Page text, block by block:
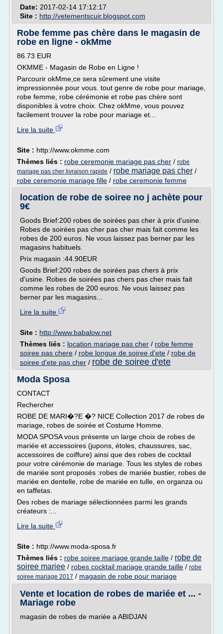
Date: 2017-02-14 17:12:17
Site : http://vetementscuir.blogspot.com
Robe femme pas chère dans le magasin de
robe en ligne - okMme
86.73 EUR
OKMME - Magasin de Robe en Ligne !
Parcourir okMme,ce sera sûrement une visite
impressionnée pour vous. tout genre de robe pour mariage,
robe femme, robe cérémonie et robe pas chère sont
disponibles à votre choix. Chez okMme, vous pouvez
facilement trouver la robe pour mariage et...
Lire la suite
Site : http://www.okmme.com
Thèmes liés : robe ceremonie mariage pas cher / robe
mariage pas cher livraison rapide / robe mariage pas cher /
robe ceremonie mariage fille / robe ceremonie femme
location de robe de soiree no j achète pour
9€
Goods Brief:200 robes de soirées pas cher à prix d'usine.
Robes de soirées pas cher pas cher mais fait comme les
robes de 200 euros. Ne vous laissez pas berner par les
magasins habituels.
Prix magasin :44.90EUR
Goods Brief:200 robes de soirées pas chers à prix
d'usine. Robes de soirées pas chers pas cher mais fait
comme les robes de 200 euros. Ne vous laissez pas
berner par les magasins...
Lire la suite
Site : http://www.babalow.net
Thèmes liés : location mariage pas cher / robe femme
soiree pas chere / robe longue de soiree d'ete / robe de
soiree d'ete pas cher / robe de soiree d'ete
Moda Sposa
CONTACT
Rechercher
ROBE DE MARI�?E �? NICE Collection 2017 de robes de
mariage, robes de soirée et Costume Homme.
MODA SPOSA vous présente un large choix de robes de
mariée et accessoires (jupons, étoles, chaussures, sac,
accessoires de coiffure) ainsi que des robes de cocktail
pour votre cérémonie de mariage. Tous les styles de robes
de mariée sont proposés :robes de mariée bustier, robes de
mariée en dentelle, robe de mariée en tulle, en organza ou
en taffetas.
Des robes de mariage sélectionnées parmi les grands
créateurs :...
Lire la suite
Site : http://www.moda-sposa.fr
Thèmes liés : robe soiree mariage grande taille / robe de
soiree mariee / robes cocktail mariage grande taille / robe
soiree mariage 2017 / magasin de robe pour mariage
Vente et location de robes de mariée et ... -
Mariage robe
magasin de robes de mariée a ABIDJAN